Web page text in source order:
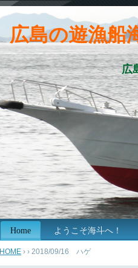
広島の遊漁船
広
Home ようこそ海斗へ！
HOME › › 2018/09/16 ハゲ